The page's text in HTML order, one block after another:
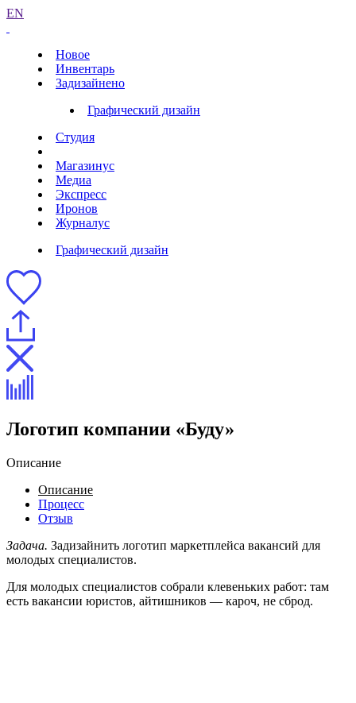
EN
Новое
Инвентарь
Задизайнено
Графический дизайн
Студия
Магазинус
Медиа
Экспресс
Иронов
Журналус
Графический дизайн
Логотип компании «Буду»
Описание
Описание
Процесс
Отзыв
Задача. Задизайнить логотип маркетплейса вакансий для
молодых специалистов.
Для молодых специалистов собрали клевеньких работ: там
есть вакансии юристов, айтишников — кароч, не сброд.